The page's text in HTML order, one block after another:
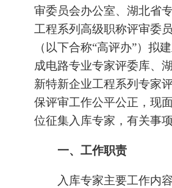
审委员会办公室、湖北省
工程系列高级职称评审委
（以下合称“高评办”）拟
成电路专业专家评委库、
新特新企业工程系列专家
保评审工作公平公正，现
位征集入库专家，有关事
一、工作职责
入库专家主要工作内